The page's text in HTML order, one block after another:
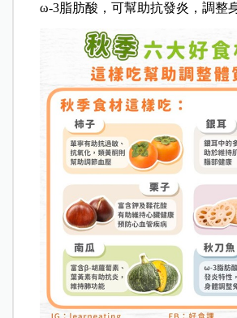
ω-3脂肪酸，可幫助抗發炎，調整